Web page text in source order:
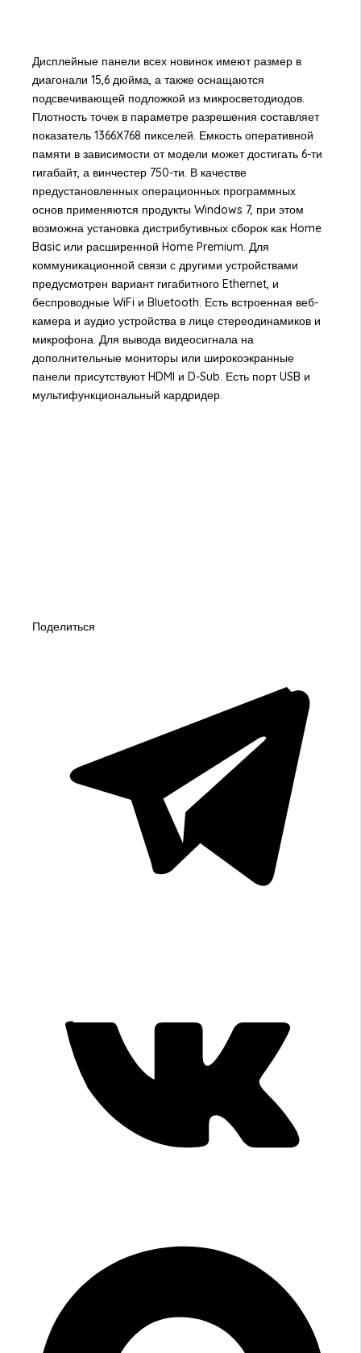
Дисплейные панели всех новинок имеют размер в
диагонали 15,6 дюйма, а также оснащаются
подсвечивающей подложкой из микросветодиодов.
Плотность точек в параметре разрешения составляет
показатель 1366Х768 пикселей. Емкость оперативной
памяти в зависимости от модели может достигать 6-ти
гигабайт, а винчестер 750-ти. В качестве
предустановленных операционных программных
основ применяются продукты Windows 7, при этом
возможна установка дистрибутивных сборок как Home
Basic или расширенной Home Premium. Для
коммуникационной связи с другими устройствами
предусмотрен вариант гигабитного Ethernet, и
беспроводные WiFi и Bluetooth. Есть встроенная веб-
камера и аудио устройства в лице стереодинамиков и
микрофона. Для вывода видеосигнала на
дополнительные мониторы или широкоэкранные
панели присутствуют HDMI и D-Sub. Есть порт USB и
мультифункциональный кардридер.
Поделиться